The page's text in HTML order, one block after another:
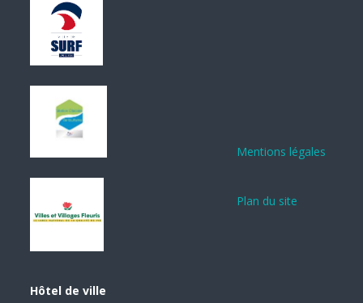
Hôtel de ville
Mentions légales
Plan du site